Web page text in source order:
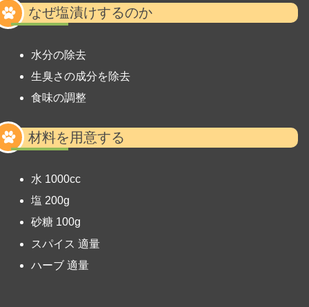
なぜ塩漬けするのか
水分の除去
生臭さの成分を除去
食味の調整
材料を用意する
水 1000cc
塩 200g
砂糖 100g
スパイス 適量
ハーブ 適量